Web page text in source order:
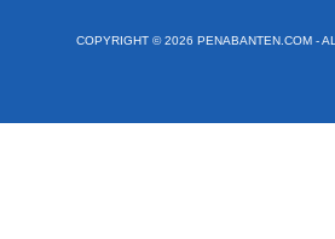
COPYRIGHT © 2026 PENABANTEN.COM -